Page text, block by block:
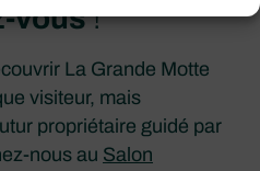
vous!
La Grande Motte
visiteur, mais
propriétaire guidé par
nous au Salon